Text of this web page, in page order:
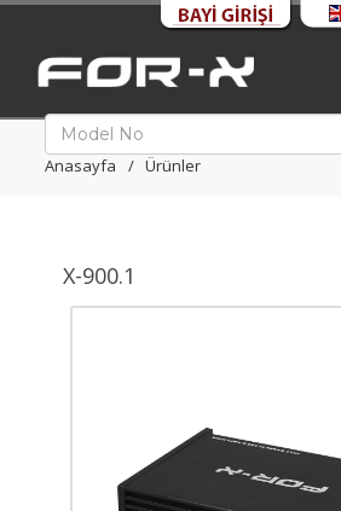
Anasayfa Ürünler
X-900.1